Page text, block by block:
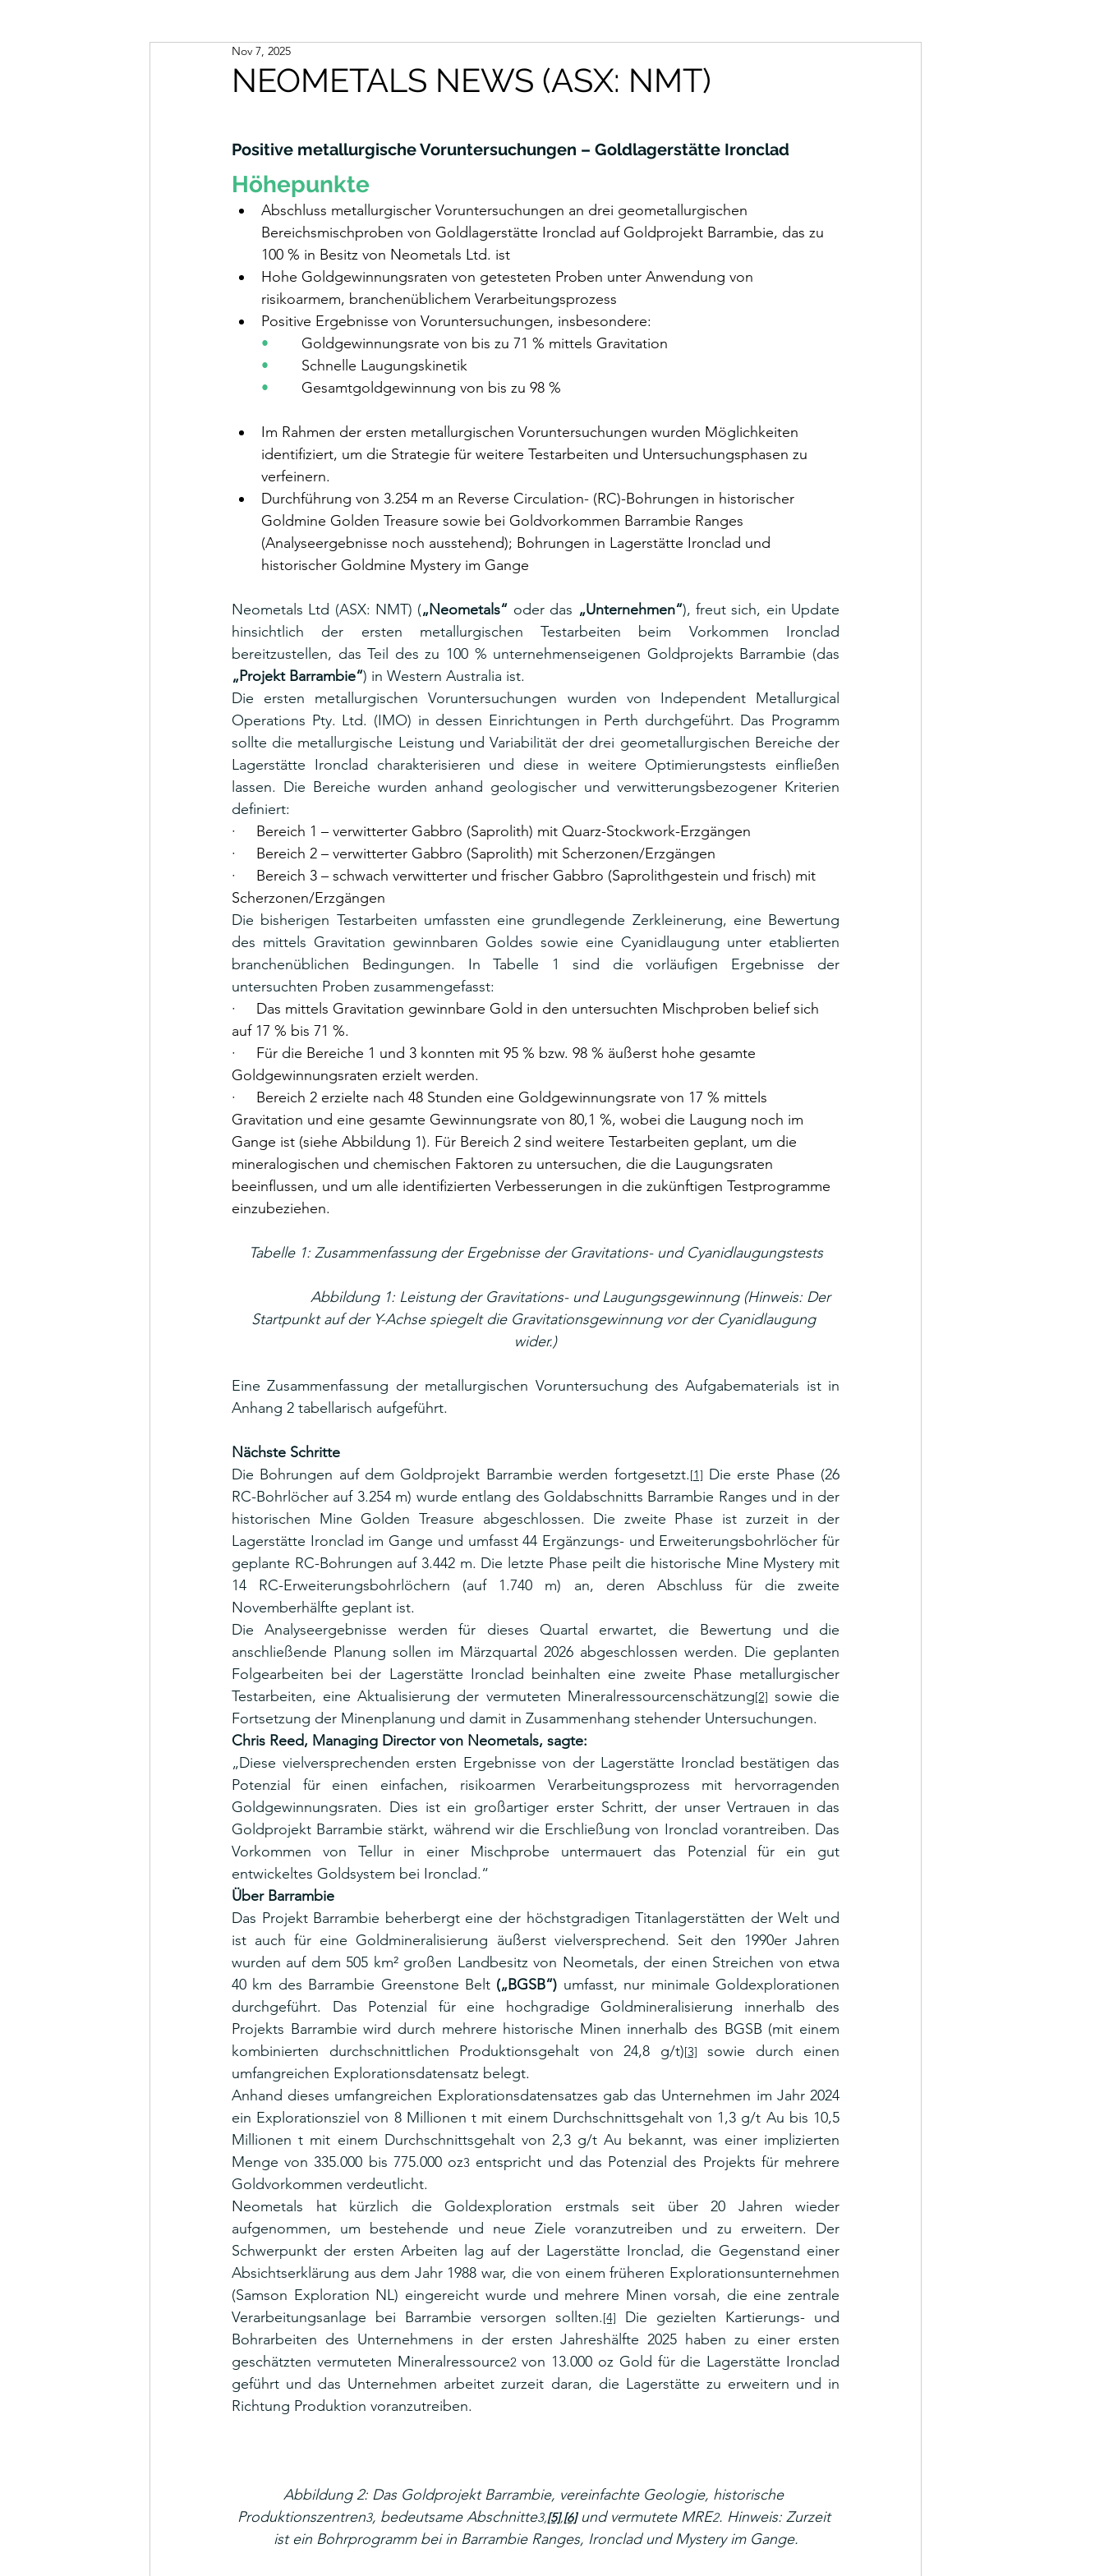
NEOMETALS NEWS (ASX: NMT)
Nov 7, 2025
Positive metallurgische Voruntersuchungen – Goldlagerstätte Ironclad
Höhepunkte
Abschluss metallurgischer Voruntersuchungen an drei geometallurgischen
Bereichsmischproben von Goldlagerstätte Ironclad auf Goldprojekt Barrambie, das zu
100 % in Besitz von Neometals Ltd. ist
Hohe Goldgewinnungsraten von getesteten Proben unter Anwendung von
risikoarmem, branchenüblichem Verarbeitungsprozess
Positive Ergebnisse von Voruntersuchungen, insbesondere:
• Goldgewinnungsrate von bis zu 71 % mittels Gravitation
• Schnelle Laugungskinetik
• Gesamtgoldgewinnung von bis zu 98 %
Im Rahmen der ersten metallurgischen Voruntersuchungen wurden Möglichkeiten
identifiziert, um die Strategie für weitere Testarbeiten und Untersuchungsphasen zu
verfeinern.
Durchführung von 3.254 m an Reverse Circulation- (RC)-Bohrungen in historischer
Goldmine Golden Treasure sowie bei Goldvorkommen Barrambie Ranges
(Analyseergebnisse noch ausstehend); Bohrungen in Lagerstätte Ironclad und
historischer Goldmine Mystery im Gange
Neometals Ltd (ASX: NMT) („Neometals“ oder das „Unternehmen“), freut sich, ein Update
hinsichtlich der ersten metallurgischen Testarbeiten beim Vorkommen Ironclad
„Projekt Barrambie“) in Western Australia ist.
Die ersten metallurgischen Voruntersuchungen wurden von Independent Metallurgical
Operations Pty. Ltd. (IMO) in dessen Einrichtungen in Perth durchgeführt. Das Programm
sollte die metallurgische Leistung und Variabilität der drei geometallurgischen Bereiche der
Lagerstätte Ironclad charakterisieren und diese in weitere Optimierungstests einfließen
lassen. Die Bereiche wurden anhand geologischer und verwitterungsbezogener Kriterien
definiert:
·     Bereich 1 – verwitterter Gabbro (Saprolith) mit Quarz-Stockwork-Erzgängen
·     Bereich 2 – verwitterter Gabbro (Saprolith) mit Scherzonen/Erzgängen
·     Bereich 3 – schwach verwitterter und frischer Gabbro (Saprolithgestein und frisch) mit
Scherzonen/Erzgängen
Die bisherigen Testarbeiten umfassten eine grundlegende Zerkleinerung, eine Bewertung
des mittels Gravitation gewinnbaren Goldes sowie eine Cyanidlaugung unter etablierten
branchenüblichen Bedingungen. In Tabelle 1 sind die vorläufigen Ergebnisse der
untersuchten Proben zusammengefasst:
·     Das mittels Gravitation gewinnbare Gold in den untersuchten Mischproben belief sich
auf 17 % bis 71 %.
·     Für die Bereiche 1 und 3 konnten mit 95 % bzw. 98 % äußerst hohe gesamte
Goldgewinnungsraten erzielt werden.
·     Bereich 2 erzielte nach 48 Stunden eine Goldgewinnungsrate von 17 % mittels
Gravitation und eine gesamte Gewinnungsrate von 80,1 %, wobei die Laugung noch im
Gange ist (siehe Abbildung 1). Für Bereich 2 sind weitere Testarbeiten geplant, um die
mineralogischen und chemischen Faktoren zu untersuchen, die die Laugungsraten
beeinflussen, und um alle identifizierten Verbesserungen in die zukünftigen Testprogramme
einzubeziehen.
Tabelle 1: Zusammenfassung der Ergebnisse der Gravitations- und Cyanidlaugungstests
Abbildung 1: Leistung der Gravitations- und Laugungsgewinnung (Hinweis: Der
Startpunkt auf der Y-Achse spiegelt die Gravitationsgewinnung vor der Cyanidlaugung
wider.)
Eine Zusammenfassung der metallurgischen Voruntersuchung des Aufgabematerials ist in
Anhang 2 tabellarisch aufgeführt.
Nächste Schritte
Die Bohrungen auf dem Goldprojekt Barrambie werden fortgesetzt.[1] Die erste Phase (26
RC-Bohrlöcher auf 3.254 m) wurde entlang des Goldabschnitts Barrambie Ranges und in der
historischen Mine Golden Treasure abgeschlossen. Die zweite Phase ist zurzeit in der
Lagerstätte Ironclad im Gange und umfasst 44 Ergänzungs- und Erweiterungsbohrlöcher für
geplante RC-Bohrungen auf 3.442 m. Die letzte Phase peilt die historische Mine Mystery mit
14 RC-Erweiterungsbohrlöchern (auf 1.740 m) an, deren Abschluss für die zweite
Novemberhälfte geplant ist.
Die Analyseergebnisse werden für dieses Quartal erwartet, die Bewertung und die
anschließende Planung sollen im Märzquartal 2026 abgeschlossen werden. Die geplanten
Folgearbeiten bei der Lagerstätte Ironclad beinhalten eine zweite Phase metallurgischer
Testarbeiten, eine Aktualisierung der vermuteten Mineralressourcenschätzung[2] sowie die
Fortsetzung der Minenplanung und damit in Zusammenhang stehender Untersuchungen.
Chris Reed, Managing Director von Neometals, sagte:
„Diese vielversprechenden ersten Ergebnisse von der Lagerstätte Ironclad bestätigen das
Potenzial für einen einfachen, risikoarmen Verarbeitungsprozess mit hervorragenden
Goldgewinnungsraten. Dies ist ein großartiger erster Schritt, der unser Vertrauen in das
Goldprojekt Barrambie stärkt, während wir die Erschließung von Ironclad vorantreiben. Das
Vorkommen von Tellur in einer Mischprobe untermauert das Potenzial für ein gut
entwickeltes Goldsystem bei Ironclad.“
Über Barrambie
Das Projekt Barrambie beherbergt eine der höchstgradigen Titanlagerstätten der Welt und
ist auch für eine Goldmineralisierung äußerst vielversprechend. Seit den 1990er Jahren
wurden auf dem 505 km² großen Landbesitz von Neometals, der einen Streichen von etwa
40 km des Barrambie Greenstone Belt („BGSB“) umfasst, nur minimale Goldexplorationen
durchgeführt. Das Potenzial für eine hochgradige Goldmineralisierung innerhalb des
Projekts Barrambie wird durch mehrere historische Minen innerhalb des BGSB (mit einem
kombinierten durchschnittlichen Produktionsgehalt von 24,8 g/t)[3]
sowie durch einen
umfangreichen Explorationsdatensatz belegt.
Anhand dieses umfangreichen Explorationsdatensatzes gab das Unternehmen im Jahr 2024
ein Explorationsziel von 8 Millionen t mit einem Durchschnittsgehalt von 1,3 g/t Au bis 10,5
Millionen t mit einem Durchschnittsgehalt von 2,3 g/t Au bekannt, was einer implizierten
Menge von 335.000 bis 775.000 oz3 entspricht und das Potenzial des Projekts für mehrere
Goldvorkommen verdeutlicht.
Neometals hat kürzlich die Goldexploration erstmals seit über 20 Jahren wieder
aufgenommen, um bestehende und neue Ziele voranzutreiben und zu erweitern. Der
Schwerpunkt der ersten Arbeiten lag auf der Lagerstätte Ironclad, die Gegenstand einer
Absichtserklärung aus dem Jahr 1988 war, die von einem früheren Explorationsunternehmen
(Samson Exploration NL) eingereicht wurde und mehrere Minen vorsah, die eine zentrale
Verarbeitungsanlage bei Barrambie versorgen sollten.[4]
Die gezielten Kartierungs- und
Bohrarbeiten des Unternehmens in der ersten Jahreshälfte 2025 haben zu einer ersten
geschätzten vermuteten Mineralressource2 von 13.000 oz Gold für die Lagerstätte Ironclad
geführt und das Unternehmen arbeitet zurzeit daran, die Lagerstätte zu erweitern und in
Richtung Produktion voranzutreiben.
Abbildung 2: Das Goldprojekt Barrambie, vereinfachte Geologie, historische
Produktionszentren3, bedeutsame Abschnitte3,[5],[6] und vermutete MRE2. Hinweis: Zurzeit
ist ein Bohrprogramm bei in Barrambie Ranges, Ironclad und Mystery im Gange.